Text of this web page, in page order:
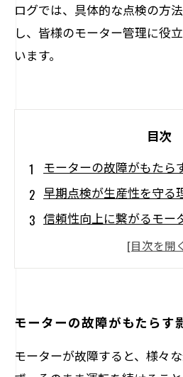
ログでは、具体的な点検の方
し、皆様のモーター管理に役
います。
目次
モーターの故障がもたら
早期点検が生産性を守る
信頼性向上に繋がるモー
トラブルを未然に防ぐた
法
万が一の故障時の対応と
モーターの故障がもたらす
モーターが故障すると、様々